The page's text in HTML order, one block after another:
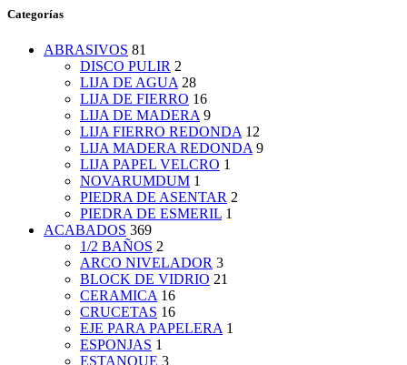
Categorías
ABRASIVOS 81
DISCO PULIR 2
LIJA DE AGUA 28
LIJA DE FIERRO 16
LIJA DE MADERA 9
LIJA FIERRO REDONDA 12
LIJA MADERA REDONDA 9
LIJA PAPEL VELCRO 1
NOVARUMDUM 1
PIEDRA DE ASENTAR 2
PIEDRA DE ESMERIL 1
ACABADOS 369
1/2 BAÑOS 2
ARCO NIVELADOR 3
BLOCK DE VIDRIO 21
CERAMICA 16
CRUCETAS 16
EJE PARA PAPELERA 1
ESPONJAS 1
ESTANQUE 3